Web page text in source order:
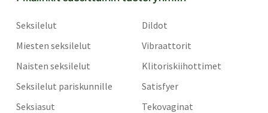
Seksilelut
Miesten seksilelut
Naisten seksilelut
Seksilelut pariskunnille
Seksiasut
Dildot
Vibraattorit
Klitoriskiihottimet
Satisfyer
Tekovaginat